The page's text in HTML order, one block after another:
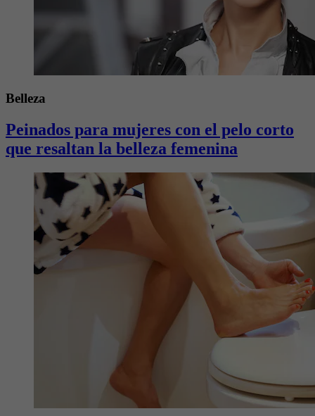
Belleza
Peinados para mujeres con el pelo corto
que resaltan la belleza femenina